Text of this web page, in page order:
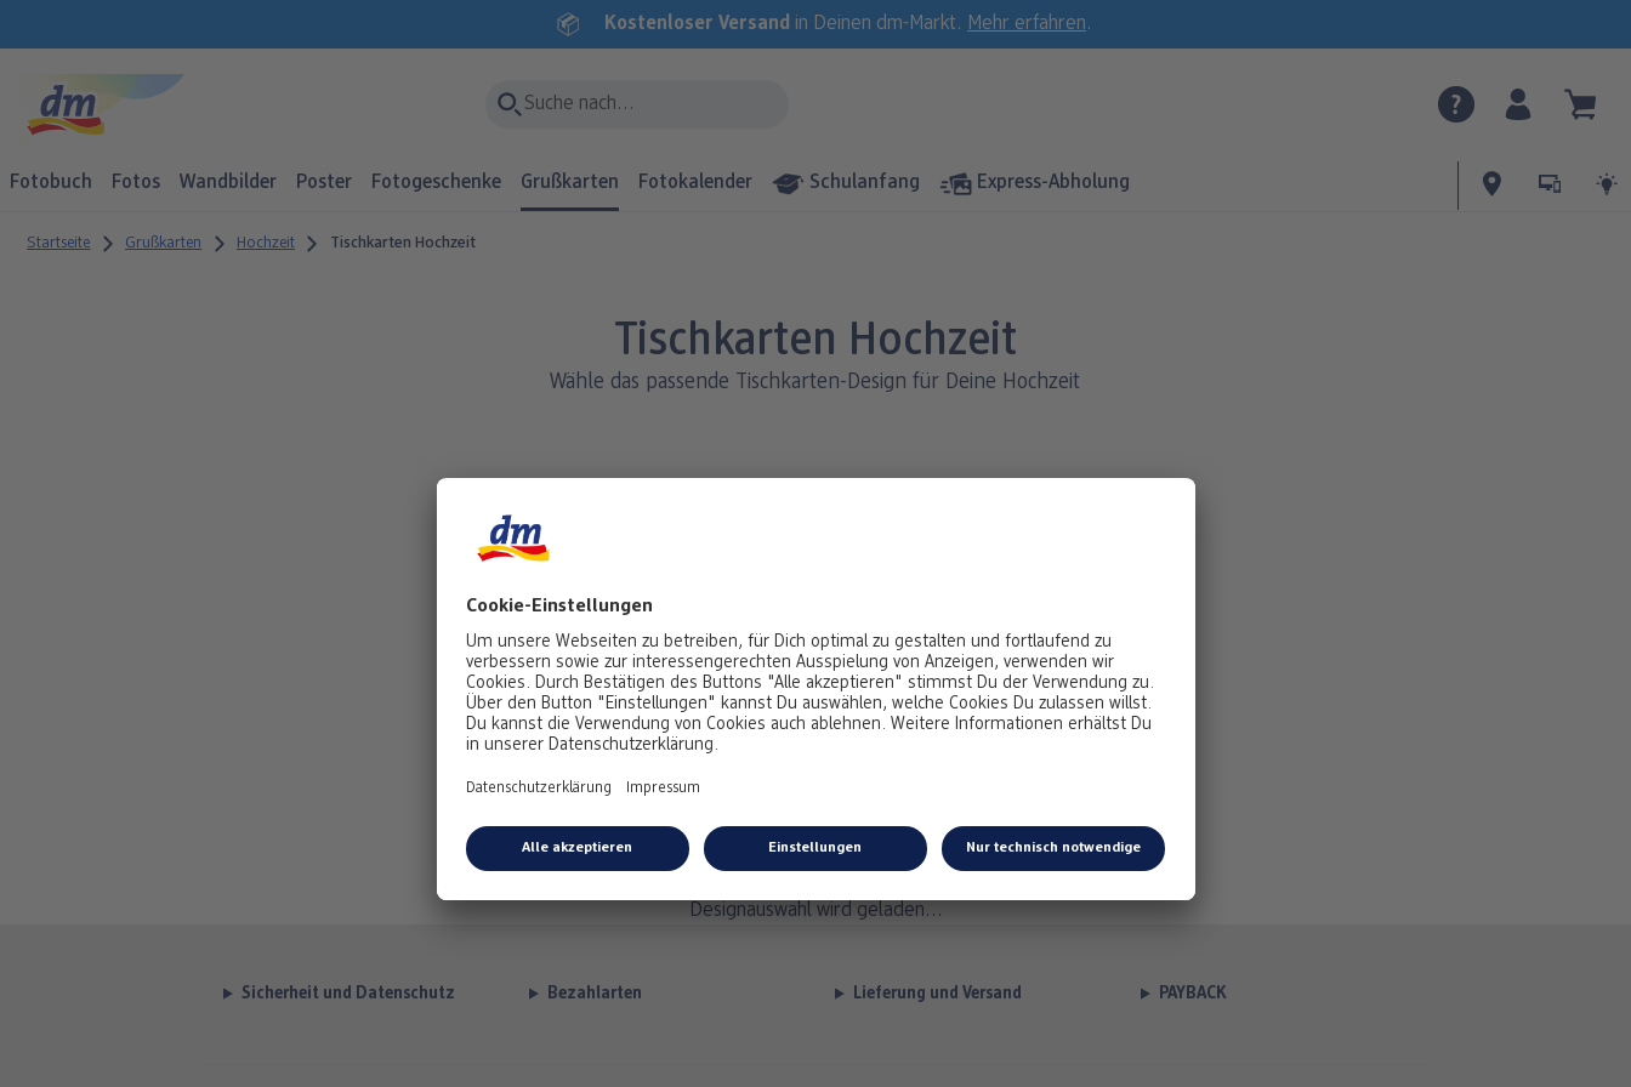
Kostenloser Versand in Deinen dm-Markt. Mehr erfahren.
Fotobuch Fotos Wandbilder Poster Fotogeschenke Grußkarten Fotokalender Schulanfang Express-Abholung
Startseite Grußkarten Hochzeit Tischkarten Hochzeit
Tischkarten Hochzeit
Wähle das passende Tischkarten-Design für Deine Hochzeit
Designauswahl wird geladen...
Sicherheit und Datenschutz Bezahlarten Lieferung und Versand PAYBACK